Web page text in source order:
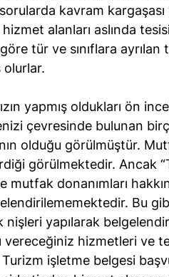
sorularda kavram
hizmet alanları aslında
tür ve sınıflara
yapmış oldukları ön
çevresinde bulunan
olduğu görülmüştür.
görülmektedir. Ancak
mutfak donanımları
Bu
nişleri yapılarak
vereceğiniz hizmetleri ve
işletme belgesi